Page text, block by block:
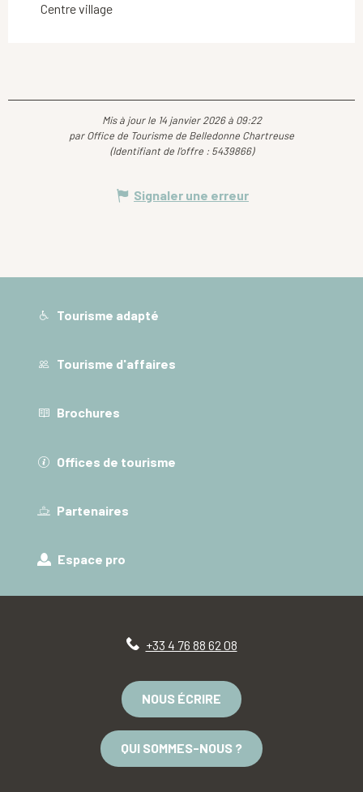
Centre village
Mis à jour le 14 janvier 2026 à 09:22
par Office de Tourisme de Belledonne Chartreuse
(Identifiant de l'offre : 5439866)
Signaler une erreur
Tourisme adapté
Tourisme d'affaires
Brochures
Offices de tourisme
Partenaires
Espace pro
+33 4 76 88 62 08
NOUS ÉCRIRE
QUI SOMMES-NOUS ?